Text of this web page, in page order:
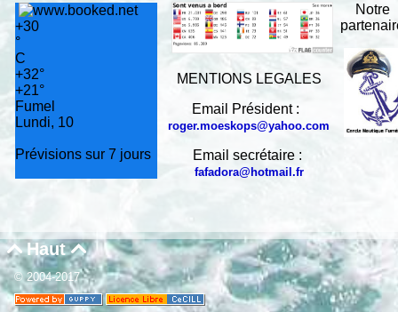
+30
°
C
+32°
+21°
Fumel
Lundi, 10
Prévisions sur 7 jours
MENTIONS LEGALES
Email Président :
roger.moeskops@yahoo.com
Email secrétaire :
fafadora@hotmail.fr
Notre
Haut
© 2004-2017